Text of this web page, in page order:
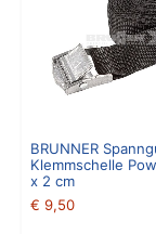
BRUNNER
Klemmschelle
x 2 cm
€ 9,50